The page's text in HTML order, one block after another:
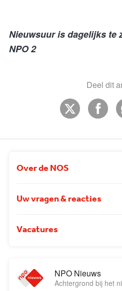
Nieuwsuur is dagelijks te
NPO 2
Deel dit
Over de NOS
Uw vragen & reacties
Vacatures
NPO Nieuws
Achtergrond bij het